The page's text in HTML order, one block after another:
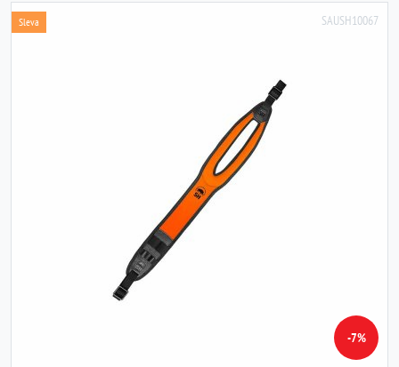
SAUSH10067
Sleva
-7%